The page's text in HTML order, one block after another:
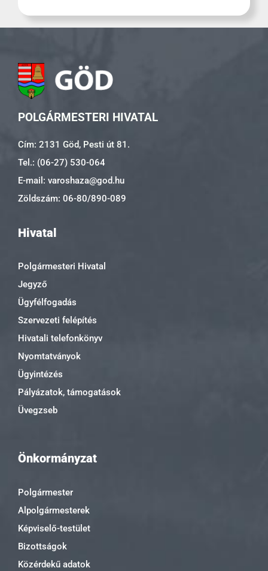
POLGÁRMESTERI HIVATAL
Cím: 2131 Göd, Pesti út 81.
Tel.: (06-27) 530-064
E-mail: varoshaza@god.hu
Zöldszám: 06-80/890-089
Hivatal
Polgármesteri Hivatal
Jegyző
Ügyfélfogadás
Szervezeti felépítés
Hivatali telefonkönyv
Nyomtatványok
Ügyintézés
Pályázatok, támogatások
Üvegzseb
Önkormányzat
Polgármester
Alpolgármesterek
Képviselő-testület
Bizottságok
Közérdekű adatok